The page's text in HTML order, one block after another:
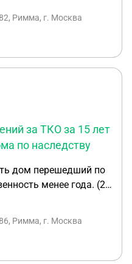
3 года?
Римма, г. Москва
за ТКО за 15 лет
по наследству
года. (2
Римма, г. Москва